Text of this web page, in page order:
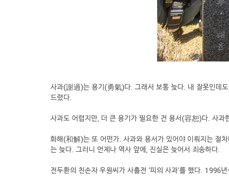
사과(謝過)는 용기(勇氣)다. 그래서 보통 늦다. 내 잘못인데
드렸다.
사과도 어렵지만, 더 큰 용기가 필요한 건 용서(容恕)다. 사과
화해(和解)는 또 어떤가. 사과와 용서가 있어야 이뤄지는 절
는 늦다. 그러니 언제나 역사 앞에, 진실은 늦어서 죄송하다.
전두환의 친손자 우원씨가 사흘전 '피의 사과'를 했다. 1996